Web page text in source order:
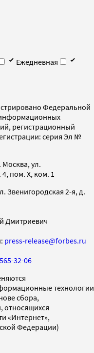
Ежедневная
Федеральной
регистрационный
серия Эл №
Москва, ул.
пом. X, ком. 1
Звенигородская 2-я, д.
Дмитриевич
press-release@forbes.ru
32-06
технологии
сбора,
относящихся
«Интернет»,
Федерации)